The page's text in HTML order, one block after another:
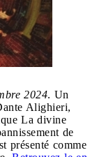
2024. Un
Alighieri,
La divine
de
présenté comme